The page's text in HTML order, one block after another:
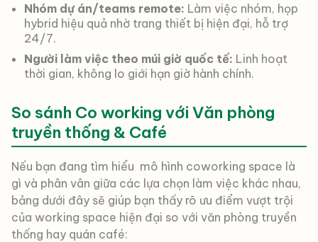
Nhóm dự án/teams remote: Làm việc nhóm, họp
hybrid hiệu quả nhờ trang thiết bị hiện đại, hỗ trợ
24/7.
Người làm việc theo múi giờ quốc tế: Linh hoạt
thời gian, không lo giới hạn giờ hành chính.
So sánh Co working với Văn phòng
truyền thống & Café
Nếu bạn đang tìm hiểu mô hình coworking space là
gì và phân vân giữa các lựa chọn làm việc khác nhau,
bảng dưới đây sẽ giúp bạn thấy rõ ưu điểm vượt trội
của working space hiện đại so với văn phòng truyền
thống hay quán café: